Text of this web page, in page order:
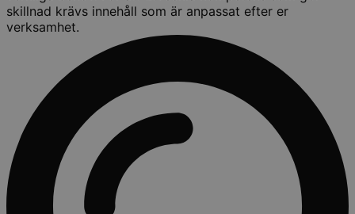
skillnad krävs innehåll som är anpassat efter er
verksamhet.